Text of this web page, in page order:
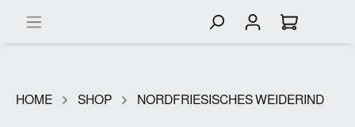
HOME SHOP NORDFRIESISCHES WEIDERIND